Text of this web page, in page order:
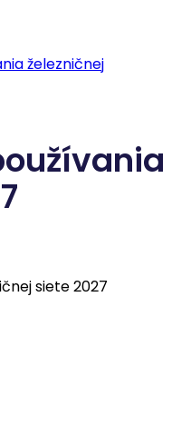
železničnej
siete 2027